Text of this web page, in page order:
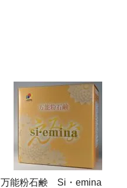
万能粉石鹸 Si・emina